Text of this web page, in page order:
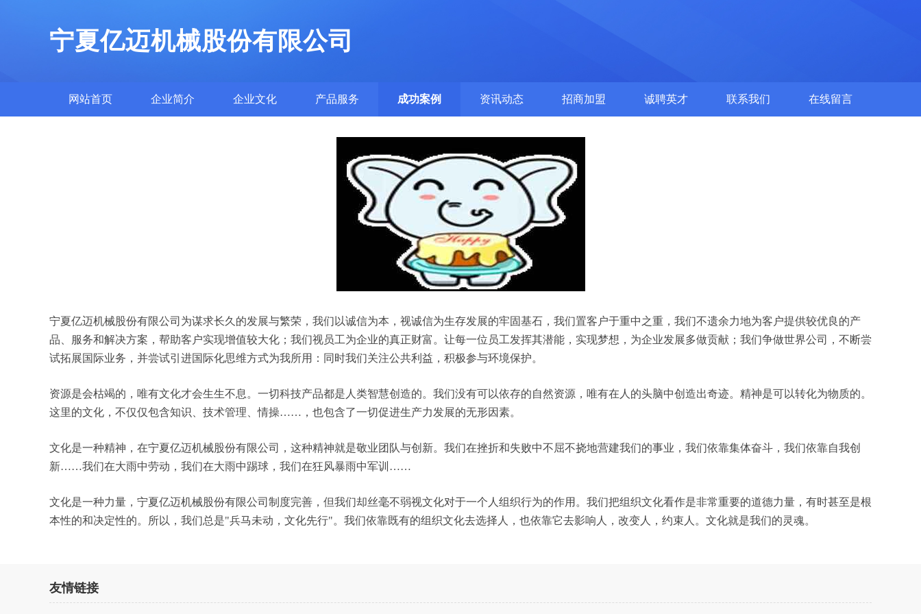
宁夏亿迈机械股份有限公司
网站首页 企业简介 企业文化 产品服务 成功案例 资讯动态 招商加盟 诚聘英才 联系我们 在线留言
宁夏亿迈机械股份有限公司为谋求长久的发展与繁荣，我们以诚信为本，视诚信为生存发展的牢固基石，我们置客户于重中之重，我们不遗余力地为客户提供较优良的产
品、服务和解决方案，帮助客户实现增值较大化；我们视员工为企业的真正财富。让每一位员工发挥其潜能，实现梦想，为企业发展多做贡献；我们争做世界公司，不断尝
试拓展国际业务，并尝试引进国际化思维方式为我所用：同时我们关注公共利益，积极参与环境保护。
资源是会枯竭的，唯有文化才会生生不息。一切科技产品都是人类智慧创造的。我们没有可以依存的自然资源，唯有在人的头脑中创造出奇迹。精神是可以转化为物质的。
这里的文化，不仅仅包含知识、技术管理、情操……，也包含了一切促进生产力发展的无形因素。
文化是一种精神，在宁夏亿迈机械股份有限公司，这种精神就是敬业团队与创新。我们在挫折和失败中不屈不挠地营建我们的事业，我们依靠集体奋斗，我们依靠自我创
新……我们在大雨中劳动，我们在大雨中踢球，我们在狂风暴雨中军训……
文化是一种力量，宁夏亿迈机械股份有限公司制度完善，但我们却丝毫不弱视文化对于一个人组织行为的作用。我们把组织文化看作是非常重要的道德力量，有时甚至是根
本性的和决定性的。所以，我们总是"兵马未动，文化先行"。我们依靠既有的组织文化去选择人，也依靠它去影响人，改变人，约束人。文化就是我们的灵魂。
友情链接